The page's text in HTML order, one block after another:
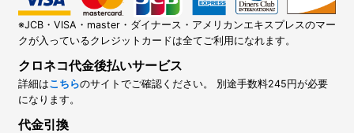
※JCB・VISA・master・ダイナース・アメリカンエキスプレスのマー
クが入っているクレジットカードは全てご利用になれます。
クロネコ代金後払いサービス
詳細はこちらのサイトでご確認ください。 別途手数料245円が必要
になります。
代金引換